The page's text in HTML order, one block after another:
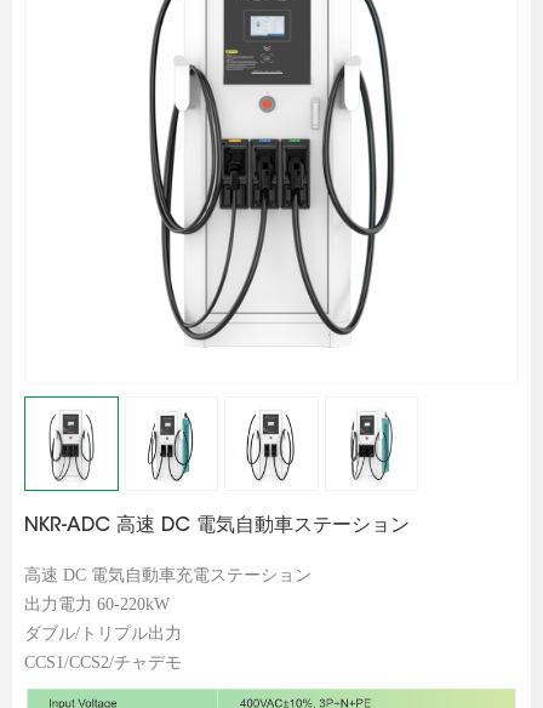
NKR-ADC 高速 DC 電気自動車ステーション
高速 DC 電気自動車充電ステーション
出力電力 60-220kW
ダブル/トリプル出力
CCS1/CCS2/チャデモ